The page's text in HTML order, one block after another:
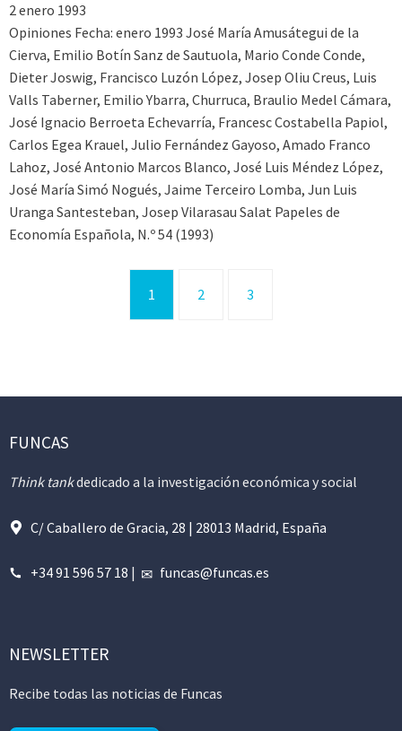
2 enero 1993
Opiniones Fecha: enero 1993 José María Amusátegui de la
Cierva, Emilio Botín Sanz de Sautuola, Mario Conde Conde,
Dieter Joswig, Francisco Luzón López, Josep Oliu Creus, Luis
Valls Taberner, Emilio Ybarra, Churruca, Braulio Medel Cámara,
José Ignacio Berroeta Echevarría, Francesc Costabella Papiol,
Carlos Egea Krauel, Julio Fernández Gayoso, Amado Franco
Lahoz, José Antonio Marcos Blanco, José Luis Méndez López,
José María Simó Nogués, Jaime Terceiro Lomba, Jun Luis
Uranga Santesteban, Josep Vilarasau Salat Papeles de
Economía Española, N.º 54 (1993)
1 2 3
FUNCAS
Think tankdedicado a la investigación económica y social
C/ Caballero de Gracia, 28 | 28013 Madrid, España
+34 91 596 57 18 | funcas@funcas.es
NEWSLETTER
Recibe todas las noticias de Funcas